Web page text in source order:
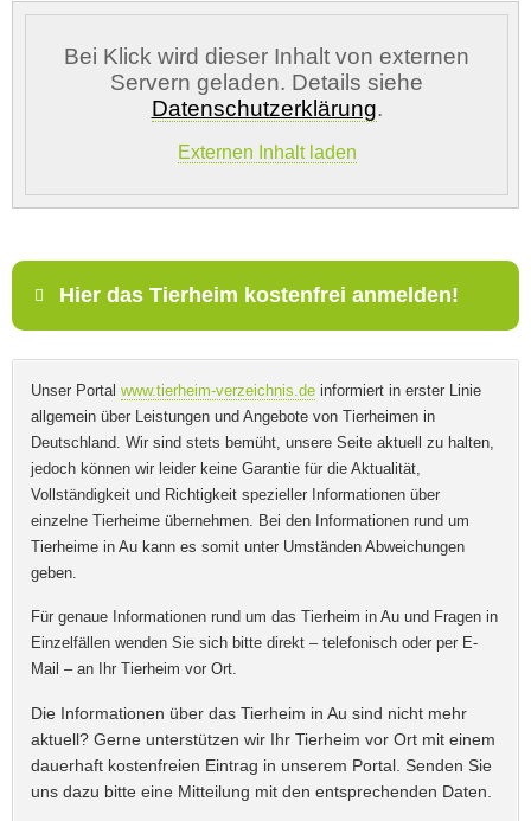
Kontaktdaten des Besitzers
E-Mail-Adresse*
Mit Absenden der Daten akzeptiere ich die
AGB`s.
ABSENDEN
Bei Klick wird dieser Inhalt von externen
Servern geladen. Details siehe
Datenschutzerklärung.
Externen Inhalt laden
Hier das Tierheim kostenfrei anmelden!
Name*
E-Mail*
Name des Tierheims *
Adresse*
Unser Portal www.tierheim-verzeichnis.de informiert in erster Linie
allgemein über Leistungen und Angebote von Tierheimen in
Deutschland. Wir sind stets bemüht, unsere Seite aktuell zu halten,
jedoch können wir leider keine Garantie für die Aktualität,
Vollständigkeit und Richtigkeit spezieller Informationen über
einzelne Tierheime übernehmen. Bei den Informationen rund um
Tierheime in Au kann es somit unter Umständen Abweichungen
geben.
Für genaue Informationen rund um das Tierheim in Au und Fragen in
Einzelfällen wenden Sie sich bitte direkt – telefonisch oder per E-
Mail – an Ihr Tierheim vor Ort.
Die Informationen über das Tierheim in Au sind nicht mehr
aktuell? Gerne unterstützen wir Ihr Tierheim vor Ort mit einem
dauerhaft kostenfreien Eintrag in unserem Portal. Senden Sie
uns dazu bitte eine Mitteilung mit den entsprechenden Daten.